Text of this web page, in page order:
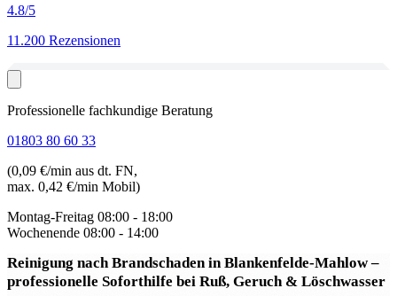
4.8/5
11.200 Rezensionen
Professionelle fachkundige Beratung
01803 80 60 33
(0,09 €/min aus dt. FN,
max. 0,42 €/min Mobil)
Montag-Freitag 08:00 - 18:00
Wochenende 08:00 - 14:00
Reinigung nach Brandschaden in Blankenfelde-Mahlow–
professionelle Soforthilfe bei Ruß, Geruch & Löschwasser